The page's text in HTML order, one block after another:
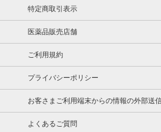
特定商取引表示
医薬品販売店舗
ご利用規約
プライバシーポリシー
お客さまご利用端末からの情報の外部送
よくあるご質問